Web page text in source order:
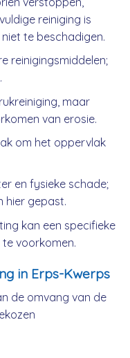
reiniging is
te beschadigen.
reinigingsmiddelen;
maar
van erosie.
om het oppervlak
en fysieke schade;
hier gepast.
kan een specifieke
voorkomen.
in Erps-Kwerps
de omvang van de